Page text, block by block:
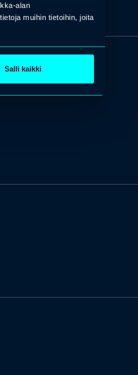
alan
muihin tietoihin, joita
Salli kaikki